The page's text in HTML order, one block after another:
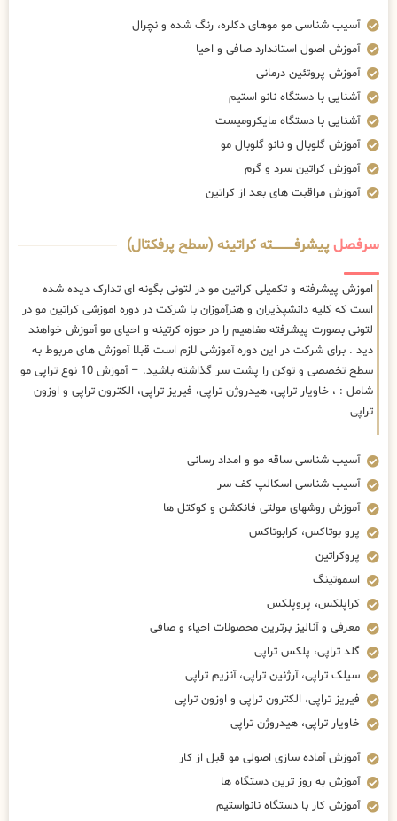
آسیب شناسی مو موهای دکلره، رنگ شده و نچرال
آموزش اصول استاندارد صافی و احیا
آموزش پروتئین درمانی
آشنایی با دستگاه نانو استیم
آشنایی با دستگاه مایکرومیست
آموزش گلوبال و نانو گلوبال مو
آموزش کراتین سرد و گرم
آموزش مراقبت های بعد از کراتین
سرفصلپیشرفــــــــــــته کراتینه (سطح پرفکتال)
اموزش پیشرفته و تکمیلی کراتین مو در لتونی بگونه ای تدارک دیده شده
است که کلیه دانشپذیران و هنرآموزان با شرکت در دوره اموزشی کراتین مو در
لتونی بصورت پیشرفته مفاهیم را در حوزه کرتینه و احیای مو آموزش خواهند
دید . برای شرکت در این دوره آموزشی لازم است قبلا آموزش های مربوط به
سطح تخصصی و توکن را پشت سر گذاشته باشید. – آموزش 10 نوع تراپی مو
شامل : ، خاویار تراپی، هیدروژن تراپی، فیریز تراپی، الکترون تراپی و اوزون
تراپی
آسیب شناسی ساقه مو و امداد رسانی
آسیب شناسی اسکالپ کف سر
آموزش روشهای مولتی فانکشن و کوکتل ها
پرو بوتاکس، کرابوتاکس
پروکراتین
اسموتینگ
کراپلکس، پروپلکس
معرفی و آنالیز برترین محصولات احیاء و صافی
گلد تراپی، پلکس تراپی
سیلک تراپی، آرژنین تراپی، آنزیم تراپی
فیریز تراپی، الکترون تراپی و اوزون تراپی
خاویار تراپی، هیدروژن تراپی
آموزش آماده سازی اصولی مو قبل از کار
آموزش به روز ترین دستگاه ها
آموزش کار با دستگاه نانواستیم